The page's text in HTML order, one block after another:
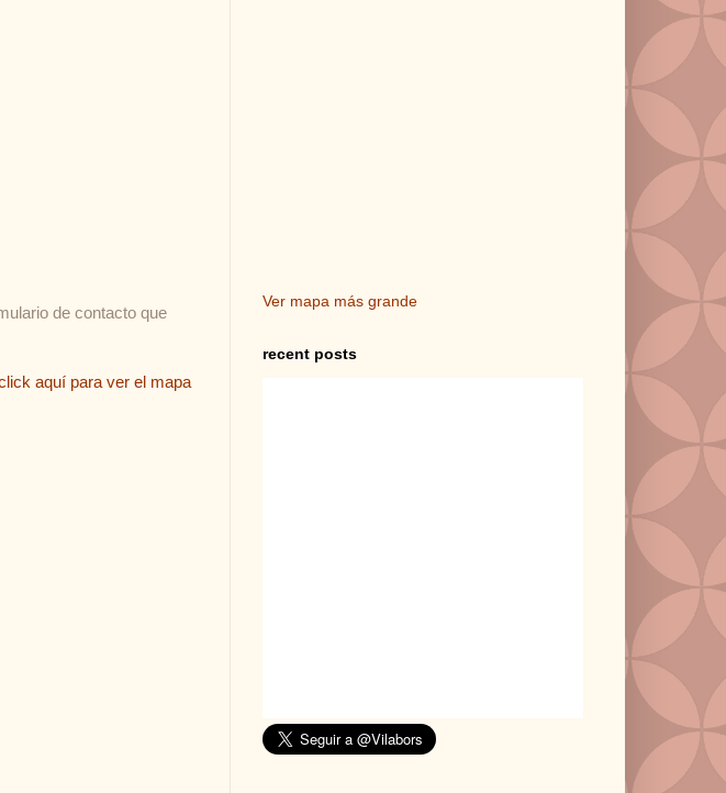
de contacto que
aquí para ver el mapa
Ver mapa más grande
recent posts